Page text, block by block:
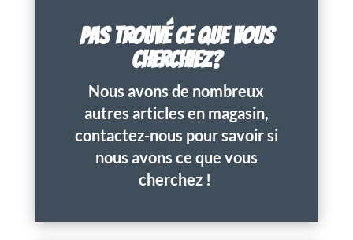
PAS TROUVÉ CE QUE VOUS
CHERCHIEZ?
Nous avons de nombreux
autres articles en magasin,
contactez-nous pour savoir si
nous avons ce que vous
cherchez !